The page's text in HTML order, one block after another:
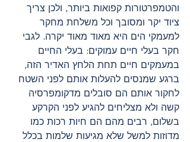
והטמפרטורות קפואות ביותר, ולכן צריך
ציוד יקר ומסובך וכל משלחת מחקר
למעמקי הים היא מאוד מאוד יקרה. לגבי
חקר בעלי חיים עמוקים: בעלי החיים
במעמקים חיים תחת הלחץ האדיר הזה,
ברגע שמנסים להעלות אותם לפני השטח
לחקור אותם הם סובלים מדקומפרסיה
קשה ולא מצליחים להגיע לפני הקרקע
בשלום, רבים מהם הם חיות רכות כמו
מדוזות למשל שלא מגיעות שלמות בכלל